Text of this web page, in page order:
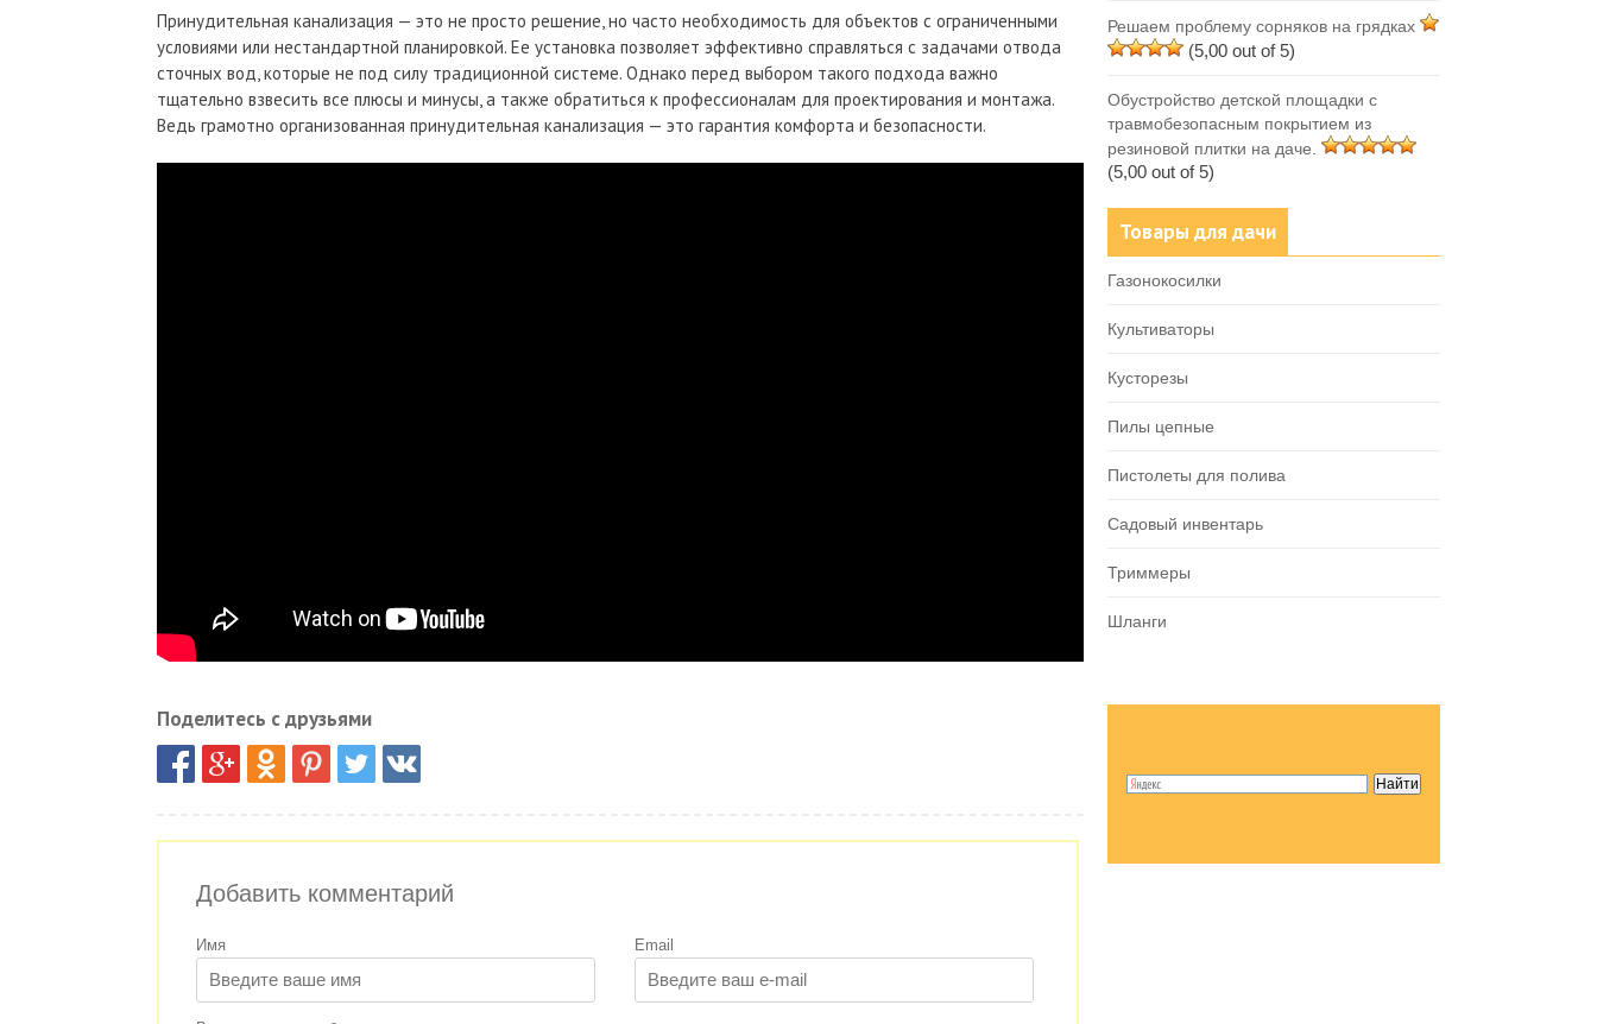
Принудительная канализация — это не просто решение, но часто необходимость для объектов с ограниченными
условиями или нестандартной планировкой. Ее установка позволяет эффективно справляться с задачами отвода
сточных вод, которые не под силу традиционной системе. Однако перед выбором такого подхода важно
тщательно взвесить все плюсы и минусы, а также обратиться к профессионалам для проектирования и монтажа.
Ведь грамотно организованная принудительная канализация — это гарантия комфорта и безопасности.
Поделитесь с друзьями
Добавить комментарий
Имя Email
Решаем проблему сорняков на грядках
(5,00 out of 5)
Обустройство детской площадки с
травмобезопасным покрытием из
резиновой плитки на даче.
(5,00 out of 5)
Товары для дачи
Газонокосилки
Культиваторы
Кусторезы
Пилы цепные
Пистолеты для полива
Садовый инвентарь
Триммеры
Шланги